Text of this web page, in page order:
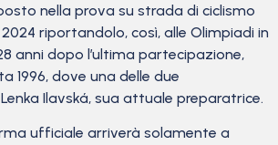
nella prova su strada di ciclismo
riportandolo, così, alle Olimpiadi in
anni dopo l’ultima partecipazione,
1996, dove una delle due
Ilavská, sua attuale preparatrice.
ufficiale arriverà solamente a